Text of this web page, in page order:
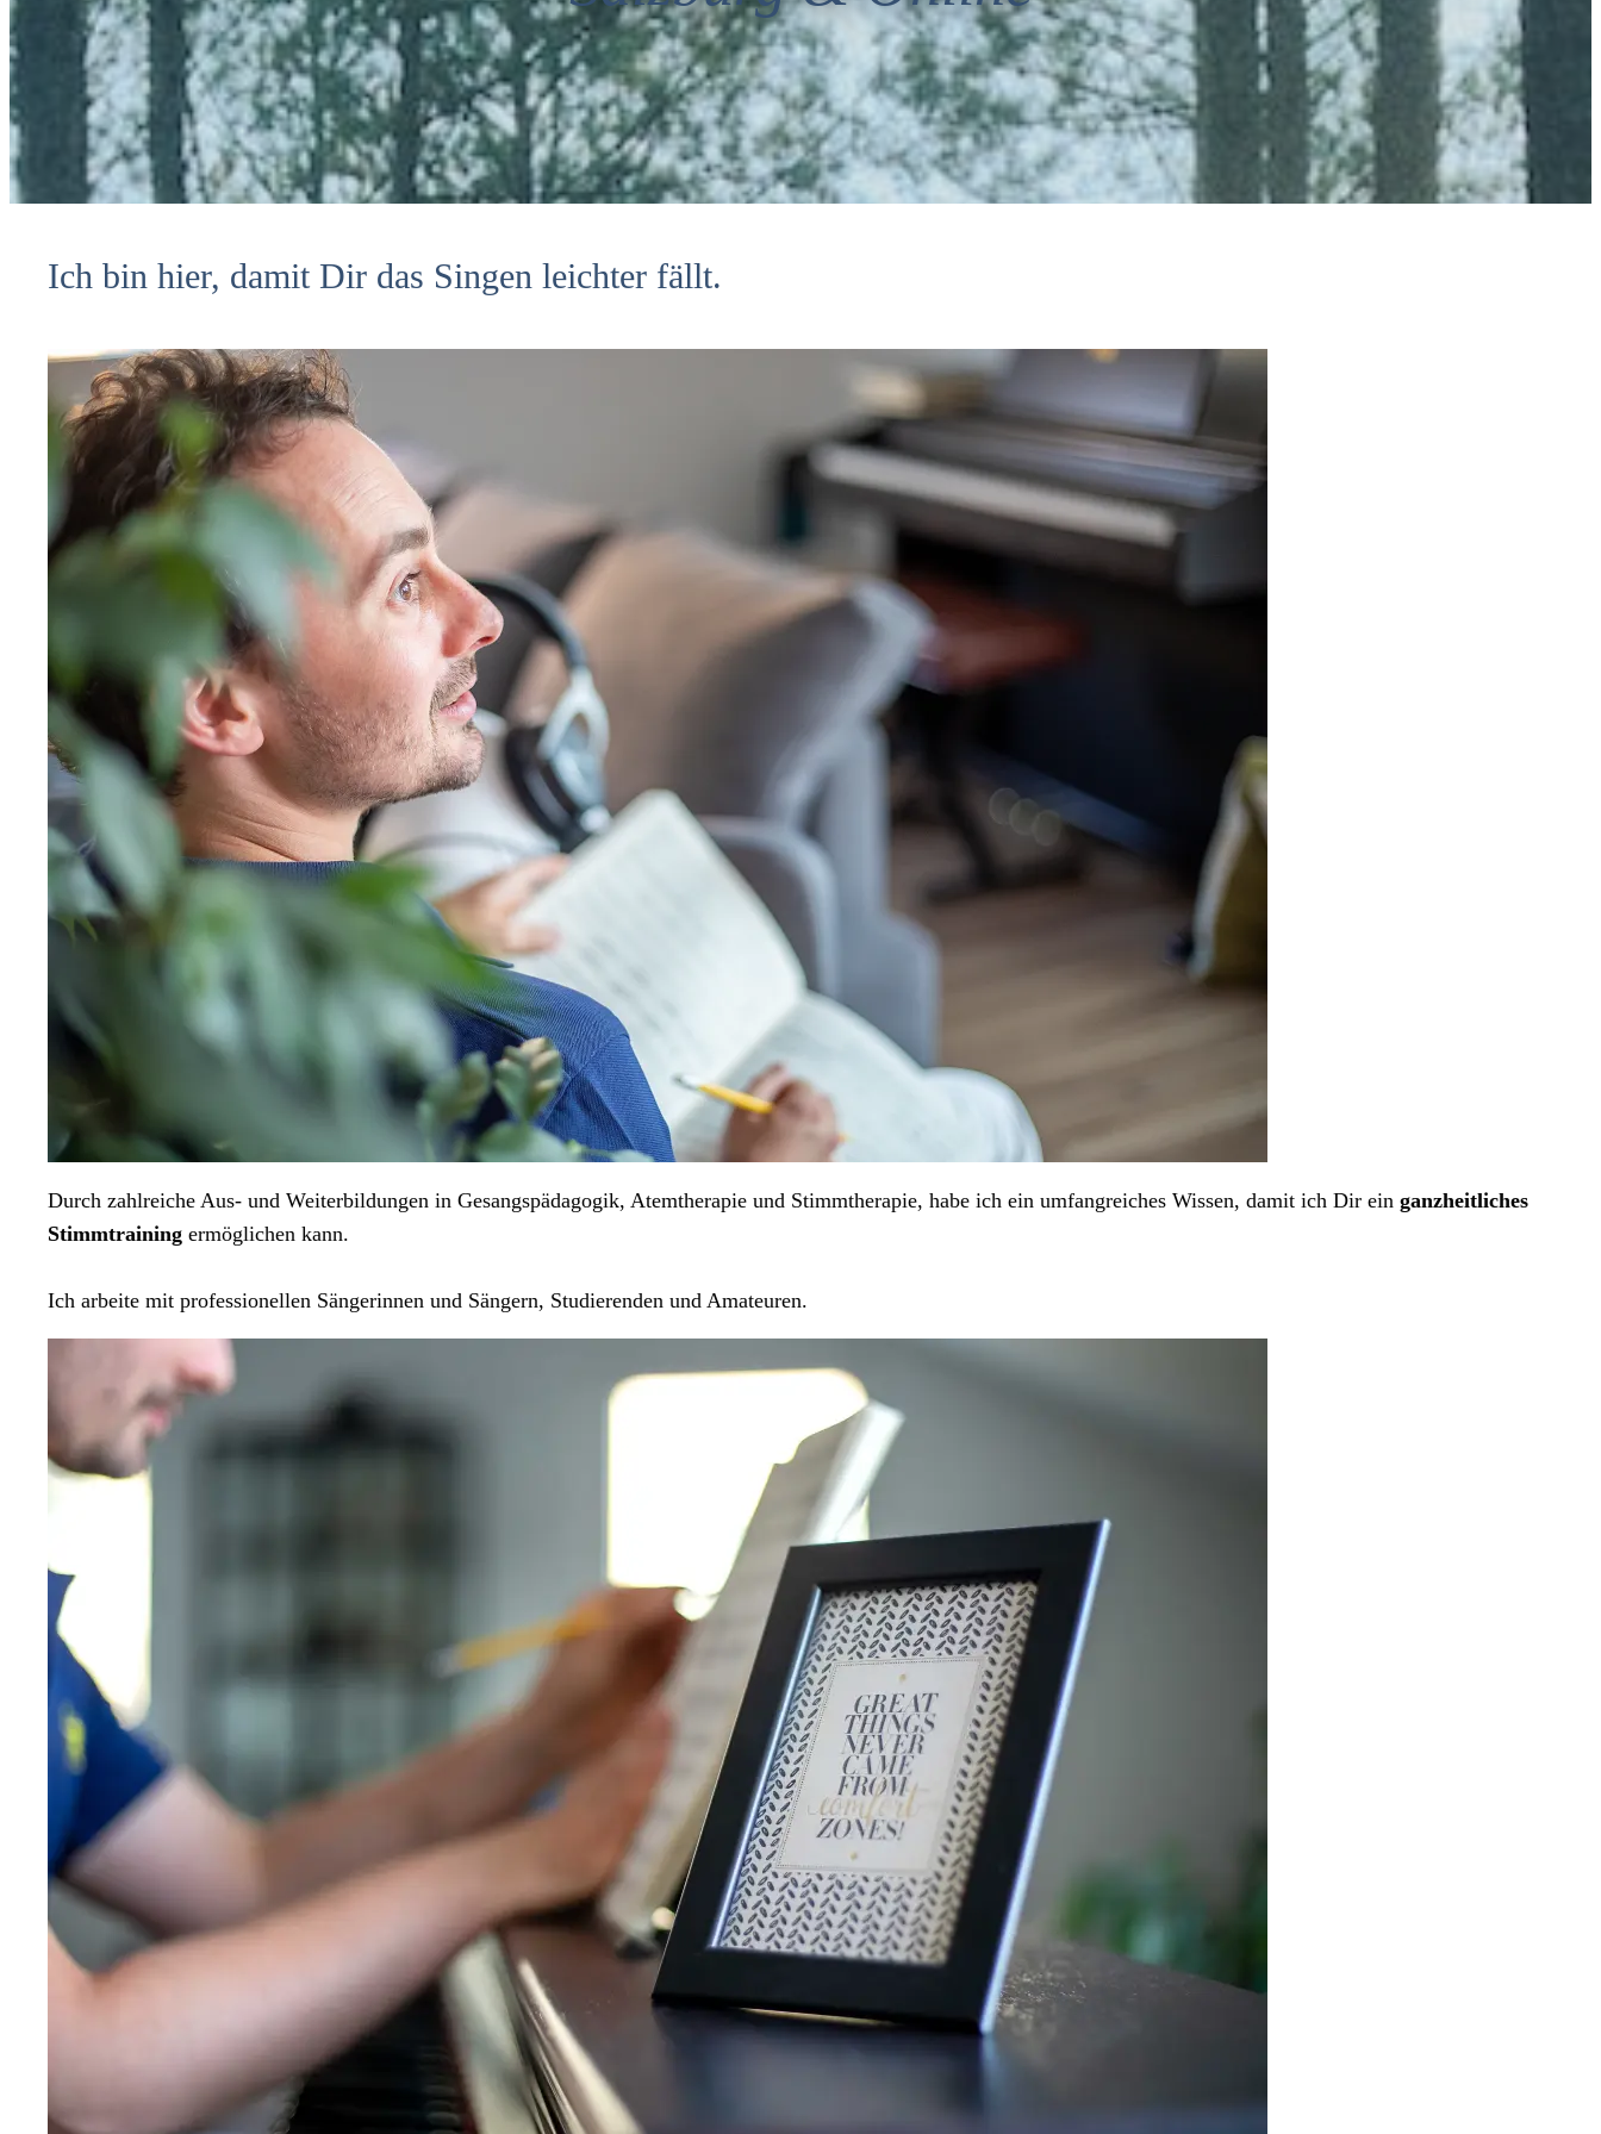
Ich bin hier, damit Dir das Singen leichter fällt.
Durch zahlreiche Aus- und Weiterbildungen in Gesangspädagogik, Atemtherapie und Stimmtherapie, habe ich ein umfangreiches Wissen, damit ich Dir ein ganzheitliches
Stimmtraining ermöglichen kann.
Ich arbeite mit professionellen Sängerinnen und Sängern, Studierenden und Amateuren.